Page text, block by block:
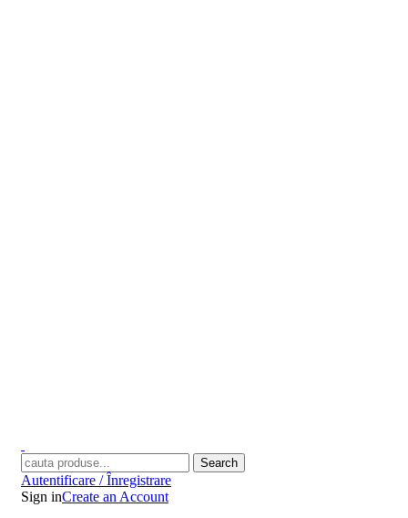
Search
Autentificare / Înregistrare
Sign inCreate an Account